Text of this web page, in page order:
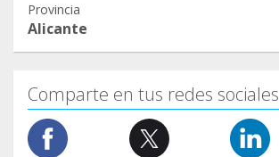
Provincia
Alicante
Comparte en tus redes sociales